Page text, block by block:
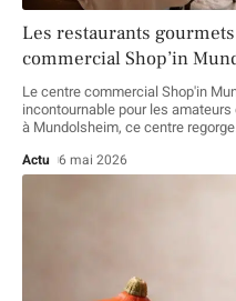
Les restaurants
commercial Shop’in
Le centre commercial Shop'in
incontournable pour les
à Mundolsheim, ce centre regorge
Actu 6 mai 2026